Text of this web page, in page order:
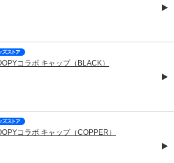
コラボ キャップ（BLACK）
コラボ キャップ（COPPER）